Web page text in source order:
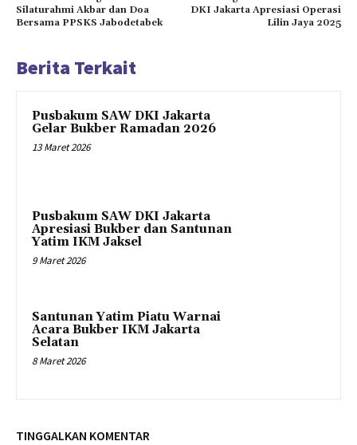
Silaturahmi Akbar dan Doa
Bersama PPSKS Jabodetabek
DKI Jakarta Apresiasi Operasi
Lilin Jaya 2025
Berita Terkait
Pusbakum SAW DKI Jakarta
Gelar Bukber Ramadan 2026
13 Maret 2026
Pusbakum SAW DKI Jakarta
Apresiasi Bukber dan Santunan
Yatim IKM Jaksel
9 Maret 2026
Santunan Yatim Piatu Warnai
Acara Bukber IKM Jakarta
Selatan
8 Maret 2026
TINGGALKAN KOMENTAR